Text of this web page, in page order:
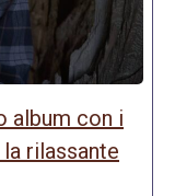
album con i
rilassante